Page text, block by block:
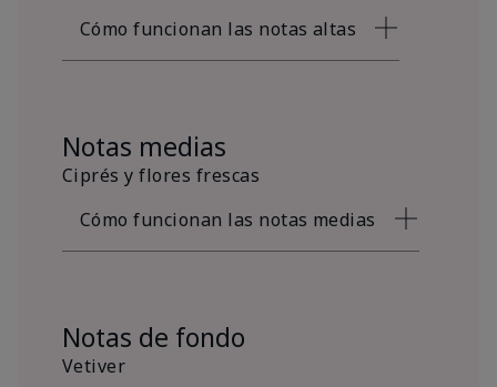
Cómo funcionan las notas altas
Notas medias
Ciprés y flores frescas
Cómo funcionan las notas medias
Notas de fondo
Vetiver